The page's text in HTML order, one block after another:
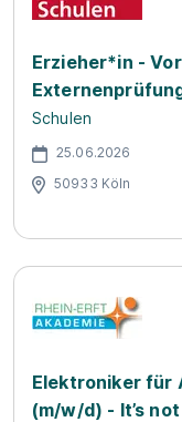
Erzieher*in -
Schulen
25.06.2026
50933 Köln
Elektroniker für
(m/w/d) - It’s